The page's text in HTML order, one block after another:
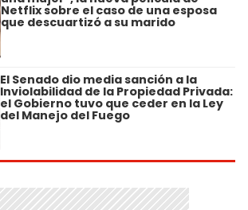
Netflix sobre el caso de una esposa
que descuartizó a su marido
El Senado dio media sanción a la
Inviolabilidad de la Propiedad Privada:
el Gobierno tuvo que ceder en la Ley
del Manejo del Fuego